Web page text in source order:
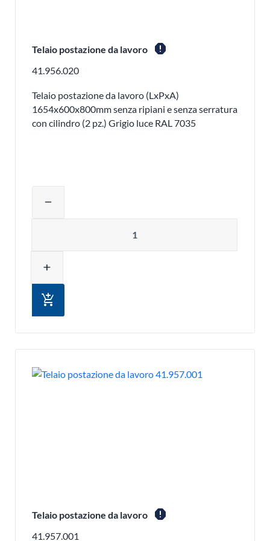
Telaio postazione da lavoro report
41.956.020
Telaio postazione da lavoro (LxPxA)
1654x600x800mm senza ripiani e senza serratura
con cilindro (2 pz.) Grigio luce RAL 7035
remove
add
add_shopping_cart
Telaio postazione da lavoro report
41.957.001